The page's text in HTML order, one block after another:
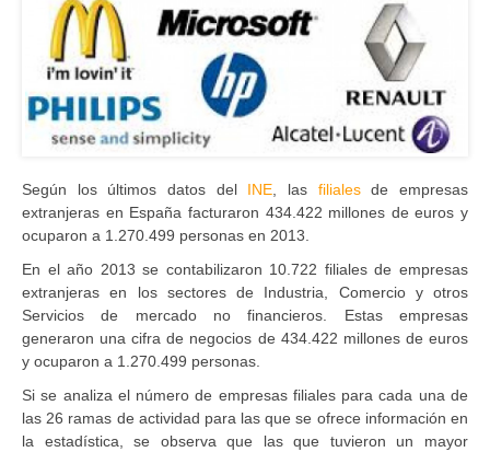
Según los últimos datos del INE , las filialesde empresas
extranjeras en España facturaron 434.422 millones de euros y
ocuparon a 1.270.499 personas en 2013.
En el año 2013 se contabilizaron 10.722 filiales de empresas
extranjeras en los sectores de Industria, Comercio y otros
Servicios de mercado no financieros. Estas empresas
generaron una cifra de negocios de 434.422 millones de euros
y ocuparon a 1.270.499 personas.
Si se analiza el número de empresas filiales para cada una de
las 26 ramas de actividad para las que se ofrece información en
la estadística, se observa que las que tuvieron un mayor